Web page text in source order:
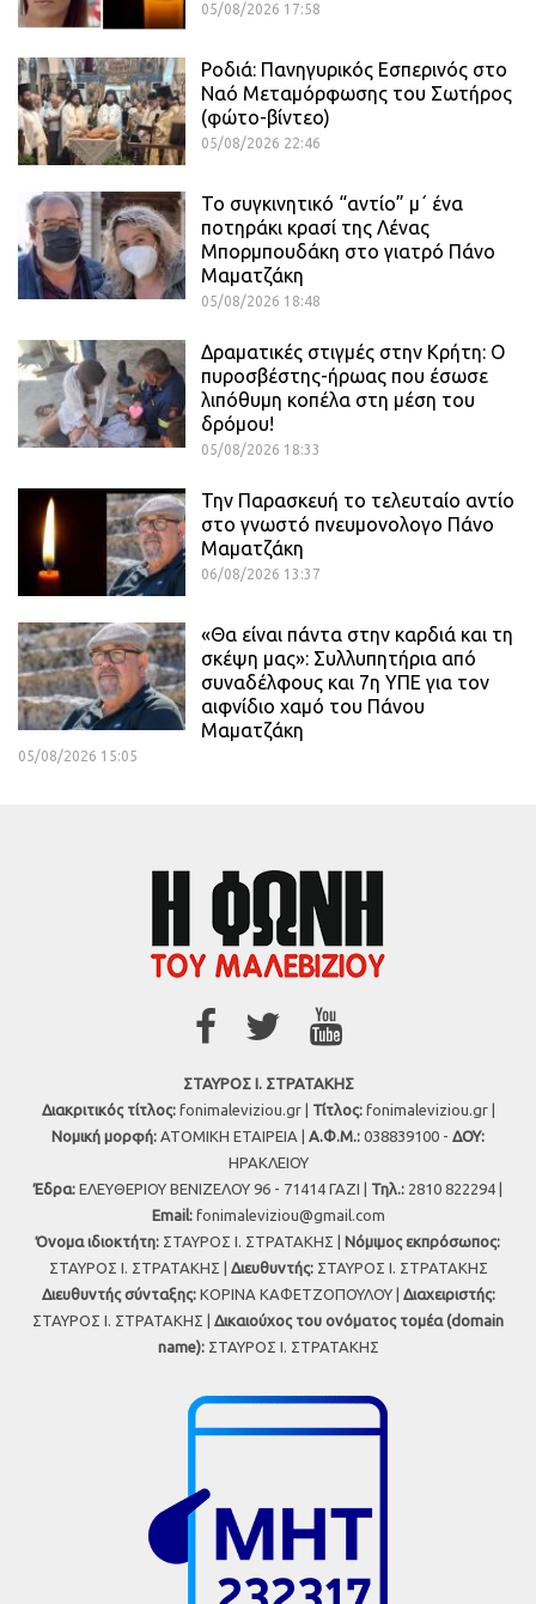
05/08/2026 17:58
Ροδιά: Πανηγυρικός Εσπερινός στο
Ναό Μεταμόρφωσης του Σωτήρος
(φώτο-βίντεο)
05/08/2026 22:46
Το συγκινητικό “αντίο” μ΄ ένα
ποτηράκι κρασί της Λένας
Μπορμπουδάκη στο γιατρό Πάνο
Μαματζάκη
05/08/2026 18:48
Δραματικές στιγμές στην Κρήτη: Ο
πυροσβέστης-ήρωας που έσωσε
λιπόθυμη κοπέλα στη μέση του
δρόμου!
05/08/2026 18:33
Την Παρασκευή το τελευταίο αντίο
στο γνωστό πνευμονολογο Πάνο
Μαματζάκη
06/08/2026 13:37
«Θα είναι πάντα στην καρδιά και τη
σκέψη μας»: Συλλυπητήρια από
συναδέλφους και 7η ΥΠΕ για τον
αιφνίδιο χαμό του Πάνου
Μαματζάκη
05/08/2026 15:05
ΣΤΑΥΡΟΣ Ι. ΣΤΡΑΤΑΚΗΣ
Διακριτικός τίτλος:fonimaleviziou.gr | Τίτλος:fonimaleviziou.gr |
Νομική μορφή: ΑΤΟΜΙΚΗ ΕΤΑΙΡΕΙΑ | Α.Φ.Μ.: 038839100 - ΔΟΥ:
ΗΡΑΚΛΕΙΟΥ
Έδρα: ΕΛΕΥΘΕΡΙΟΥ ΒΕΝΙΖΕΛΟΥ 96 - 71414 ΓΑΖΙ | Τηλ.: 2810 822294 |
Εmail: fonimaleviziou@gmail.com
Όνομα ιδιοκτήτη: ΣΤΑΥΡΟΣ Ι. ΣΤΡΑΤΑΚΗΣ | Νόμιμος εκπρόσωπος:
ΣΤΑΥΡΟΣ Ι. ΣΤΡΑΤΑΚΗΣ | Διευθυντής:ΣΤΑΥΡΟΣ Ι. ΣΤΡΑΤΑΚΗΣ
Διευθυντής σύνταξης:ΚΟΡΙΝΑ ΚΑΦΕΤΖΟΠΟΥΛΟΥ | Διαχειριστής:
ΣΤΑΥΡΟΣ Ι. ΣΤΡΑΤΑΚΗΣ | Δικαιούχος του ονόματος τομέα (domain
name):ΣΤΑΥΡΟΣ Ι. ΣΤΡΑΤΑΚΗΣ